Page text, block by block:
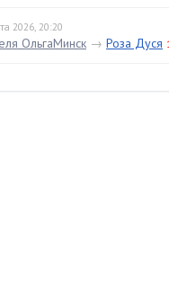
2026, 20:20
ОльгаМинск → Роза Дуся